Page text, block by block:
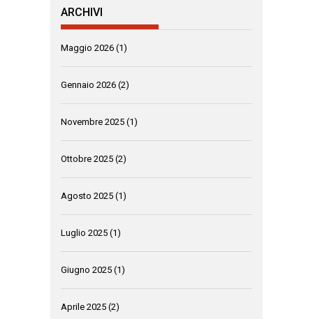
ARCHIVI
Maggio 2026 (1)
Gennaio 2026 (2)
Novembre 2025 (1)
Ottobre 2025 (2)
Agosto 2025 (1)
Luglio 2025 (1)
Giugno 2025 (1)
Aprile 2025 (2)